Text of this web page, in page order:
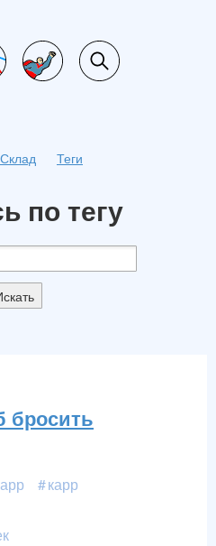
Склад Теги
по тегу
бросить
карр